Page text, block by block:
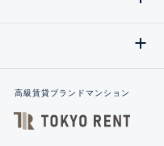
高級賃貸ブランドマンション